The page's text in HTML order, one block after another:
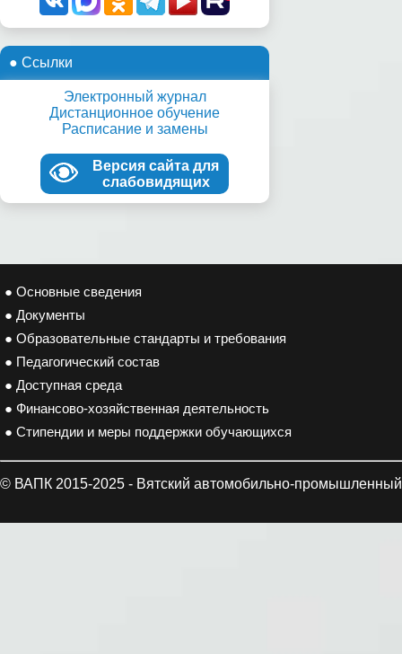
● Ссылки
Электронный журнал
Дистанционное обучение
Расписание и замены
Версия сайта для
слабовидящих
● Основные сведения
● Документы
● Образовательные стандарты и требования
● Педагогический состав
● Доступная среда
● Финансово-хозяйственная деятельность
● Стипендии и меры поддержки обучающихся
© ВАПК 2015-2025 - Вятский автомобильно-